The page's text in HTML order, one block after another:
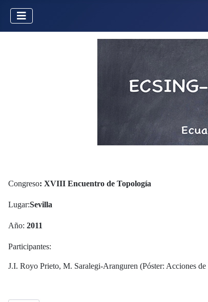
Congreso: XVIII Encuentro de Topología
Lugar:Sevilla
Año: 2011
Participantes:
J.I. Royo Prieto, M. Saralegi-Aranguren (Póster: Acciones de